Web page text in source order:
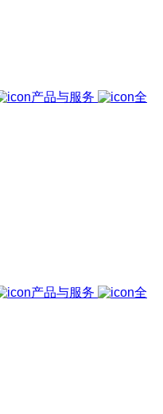
产品与服务
全
产品与服务
全